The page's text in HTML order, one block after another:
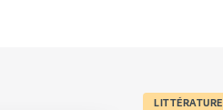
LITTÉRATURE